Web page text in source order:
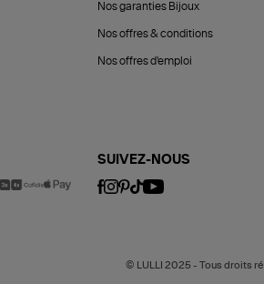
Nos garanties Bijoux
Nos offres & conditions
Nos offres d'emploi
SUIVEZ-NOUS
© LULLI 2025 - Tous droits